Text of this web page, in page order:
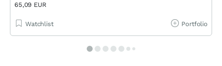
65,09 EUR
Watchlist Portfolio